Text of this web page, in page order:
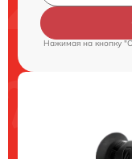
Нажимая на кнопку